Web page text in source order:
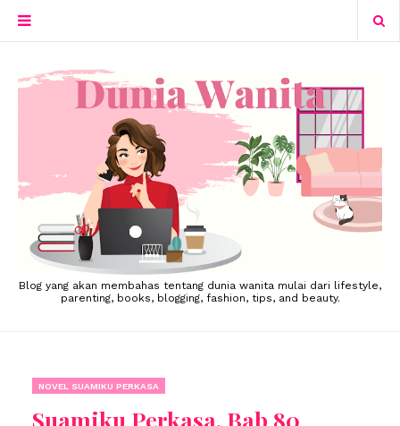
Blog yang akan membahas tentang dunia wanita mulai dari lifestyle,
parenting, books, blogging, fashion, tips, and beauty.
NOVEL SUAMIKU PERKASA
Suamiku Perkasa. Bab 80